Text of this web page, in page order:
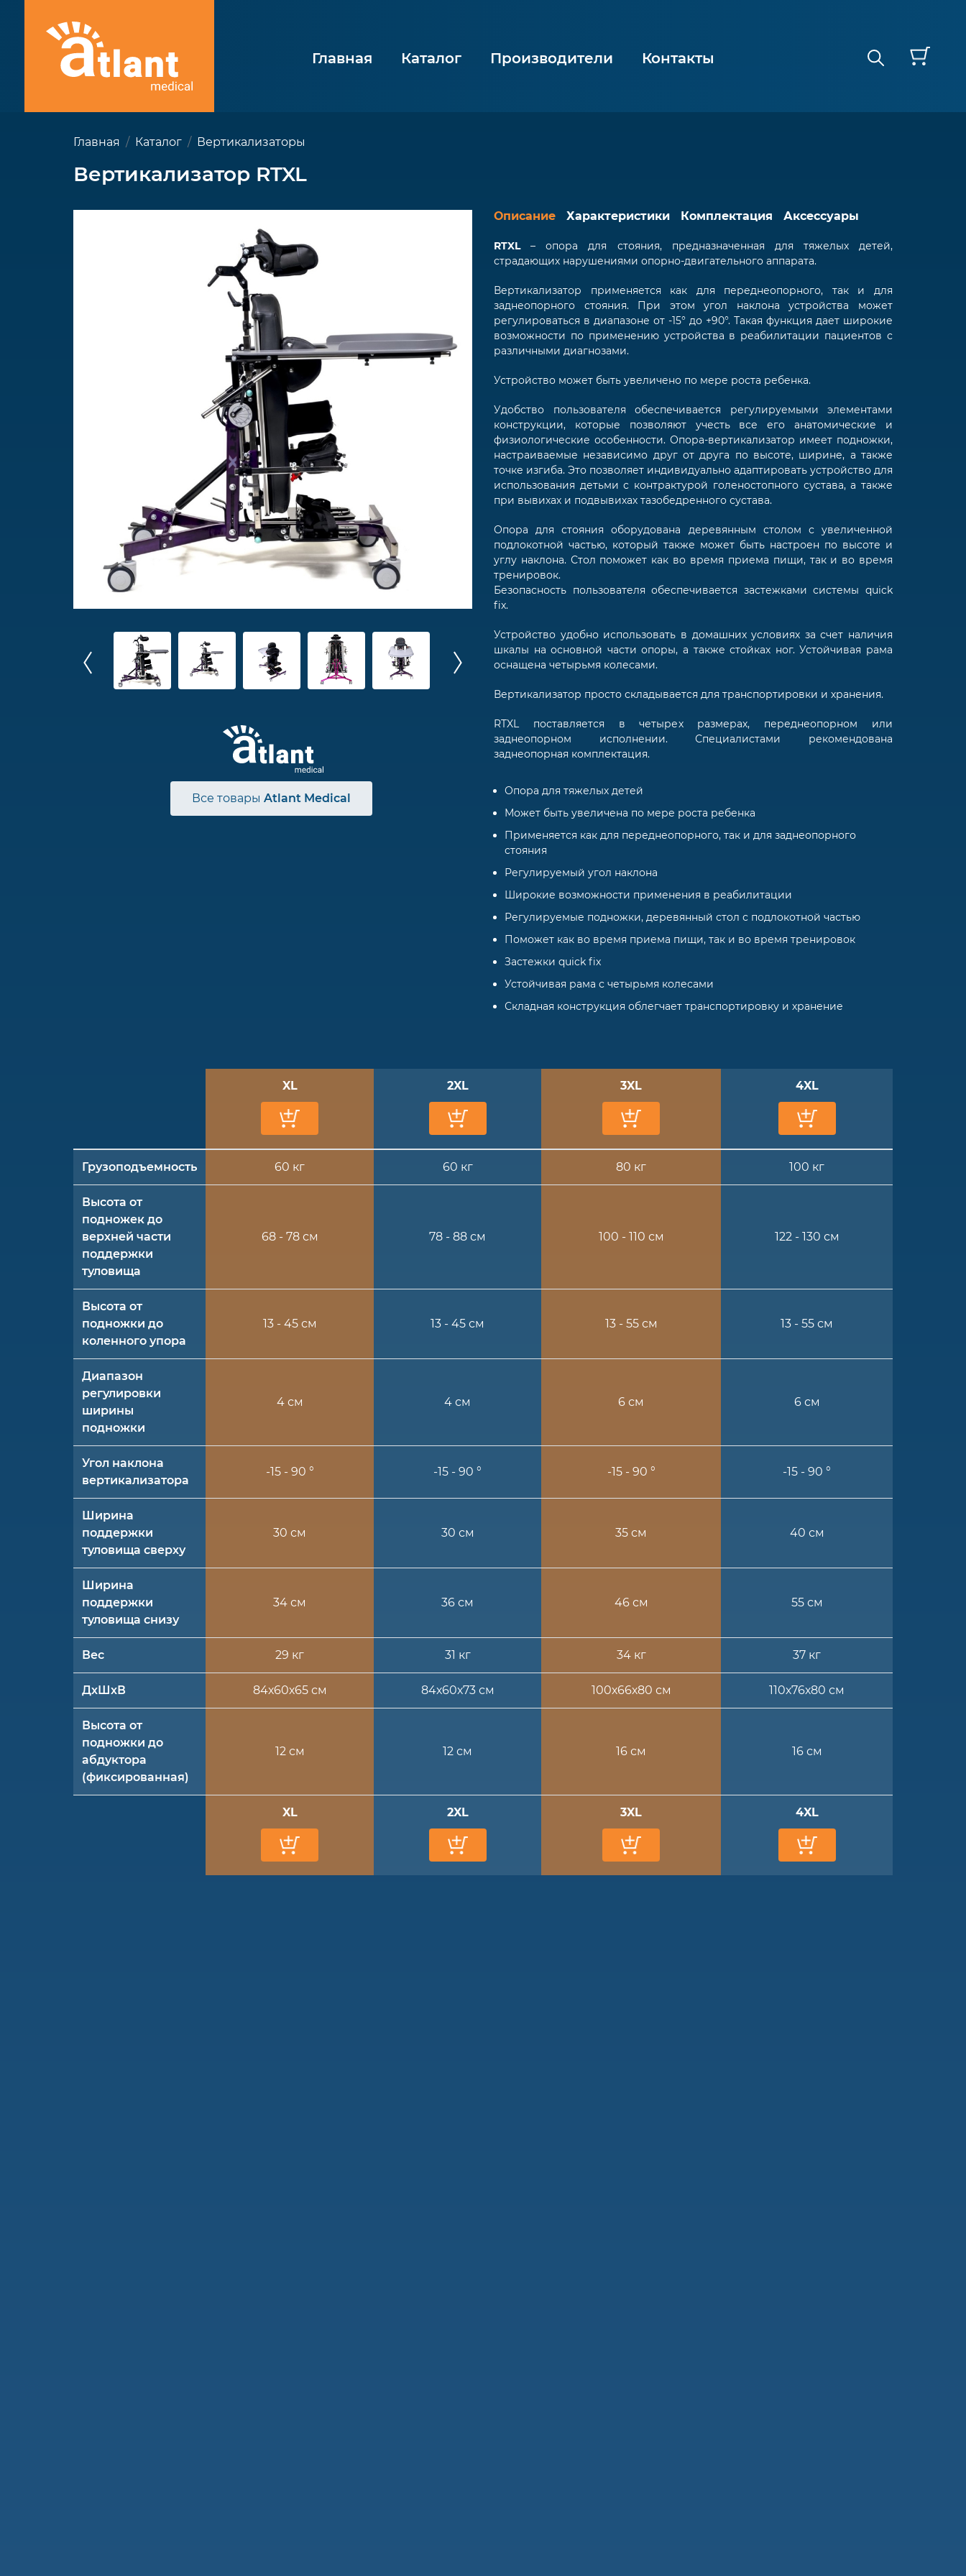
Главная Каталог Производители Контакты
Главная Каталог Вертикализаторы
Вертикализатор RTXL
Все товары Atlant Medical
Описание Характеристики Комплектация Аксессуары
RTXL– опора для стояния, предназначенная для тяжелых детей,
страдающих нарушениями опорно-двигательного аппарата.
Вертикализатор применяется как для переднеопорного, так и для
заднеопорного стояния. При этом угол наклона устройства может
регулироваться в диапазоне от -15° до +90°. Такая функция дает широкие
возможности по применению устройства в реабилитации пациентов с
различными диагнозами.
Устройство может быть увеличено по мере роста ребенка.
Удобство пользователя обеспечивается регулируемыми элементами
конструкции, которые позволяют учесть все его анатомические и
физиологические особенности. Опора-вертикализатор имеет подножки,
настраиваемые независимо друг от друга по высоте, ширине, а также
точке изгиба. Это позволяет индивидуально адаптировать устройство для
использования детьми с контрактурой голеностопного сустава, а также
при вывихах и подвывихах тазобедренного сустава.
Опора для стояния оборудована деревянным столом с увеличенной
подлокотной частью, который также может быть настроен по высоте и
углу наклона. Стол поможет как во время приема пищи, так и во время
тренировок.
Безопасность пользователя обеспечивается застежками системы quick
fix.
Устройство удобно использовать в домашних условиях за счет наличия
шкалы на основной части опоры, а также стойках ног. Устойчивая рама
оснащена четырьмя колесами.
Вертикализатор просто складывается для транспортировки и хранения.
RTXL поставляется в четырех размерах, переднеопорном или
заднеопорном исполнении. Специалистами рекомендована
заднеопорная комплектация.
Опора для тяжелых детей
Может быть увеличена по мере роста ребенка
Применяется как для переднеопорного, так и для заднеопорного
стояния
Регулируемый угол наклона
Широкие возможности применения в реабилитации
Регулируемые подножки, деревянный стол с подлокотной частью
Поможет как во время приема пищи, так и во время тренировок
Застежки quick fix
Устойчивая рама с четырьмя колесами
Складная конструкция облегчает транспортировку и хранение
XL 2XL 3XL 4XL
Грузоподъемность 60 кг 60 кг 80 кг 100 кг
Высота от
подножек до
верхней части
поддержки
туловища
68 - 78 см 78 - 88 см 100 - 110 см 122 - 130 см
Высота от
подножки до
коленного упора
13 - 45 см 13 - 45 см 13 - 55 см 13 - 55 см
Диапазон
регулировки
ширины
подножки
4 см 4 см 6 см 6 см
Угол наклона
вертикализатора
-15 - 90 ° -15 - 90 ° -15 - 90 ° -15 - 90 °
Ширина
поддержки
туловища сверху
30 см 30 см 35 см 40 см
Ширина
поддержки
туловища снизу
34 см 36 см 46 см 55 см
Вес 29 кг 31 кг 34 кг 37 кг
ДхШхВ 84х60х65 см 84х60х73 см 100х66х80 см 110х76х80 см
Высота от
подножки до
абдуктора
(фиксированная)
12 см 12 см 16 см 16 см
XL 2XL 3XL 4XL